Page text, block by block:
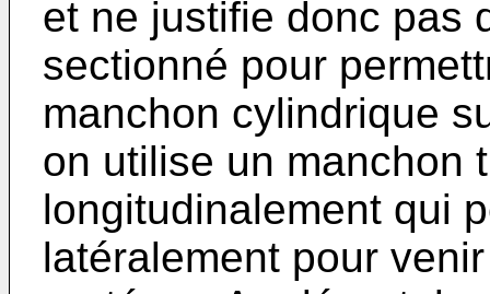
et ne justifie donc pas
sectionné pour
manchon cylindrique
on utilise un manchon
longitudinalement qui
latéralement pour